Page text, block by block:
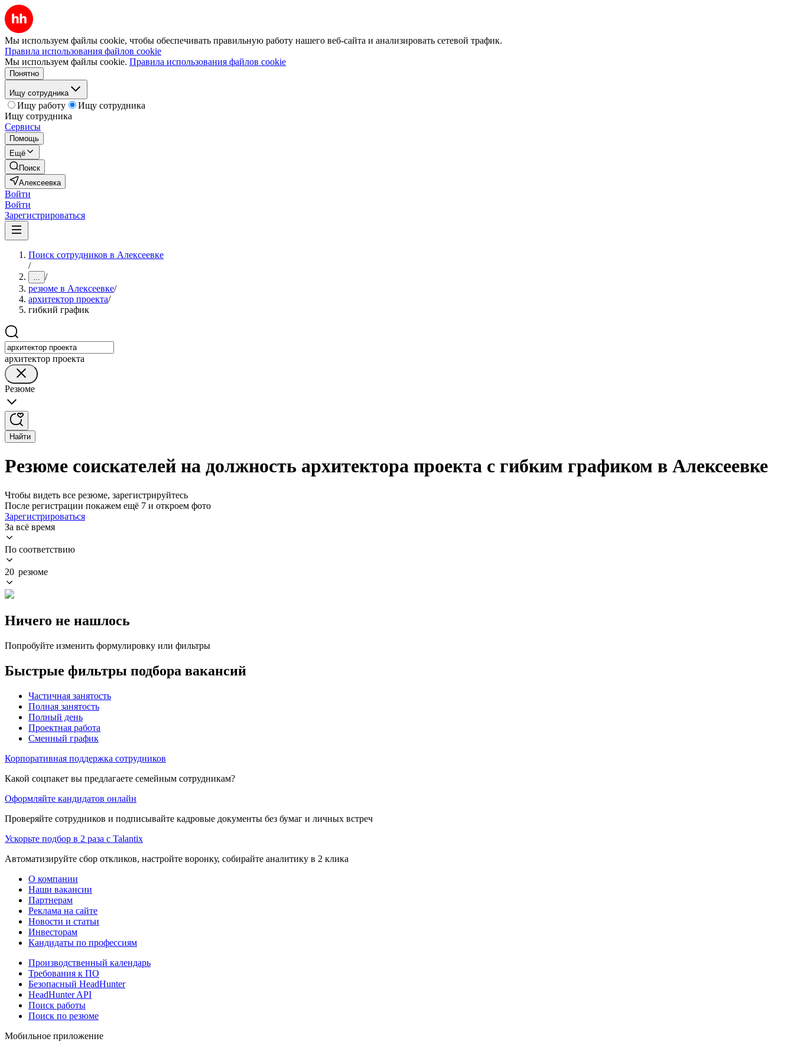
Мы используем файлы cookie, чтобы обеспечивать правильную работу нашего веб-сайта и анализировать сетевой трафик.
Правила использования файлов cookie
Мы используем файлы cookie. Правила использования файлов cookie
Понятно
Ищу сотрудника
Ищу работу
Ищу сотрудника
Ищу сотрудника
Сервисы
Помощь
Ещё
Поиск
Алексеевка
Войти
Войти
Зарегистрироваться
Поиск сотрудников в Алексеевке
/
... /
резюме в Алексеевке/
архитектор проекта/
гибкий график
архитектор проекта
Резюме
Найти
Резюме соискателей на должность архитектора проекта с гибким графиком в Алексеевке
Чтобы видеть все резюме, зарегистрируйтесь
После регистрации покажем ещё 7 и откроем фото
Зарегистрироваться
За всё время
По соответствию
20 резюме
Ничего не нашлось
Попробуйте изменить формулировку или фильтры
Быстрые фильтры подбора вакансий
Частичная занятость
Полная занятость
Полный день
Проектная работа
Сменный график
Корпоративная поддержка сотрудников
Какой соцпакет вы предлагаете семейным сотрудникам?
Оформляйте кандидатов онлайн
Проверяйте сотрудников и подписывайте кадровые документы без бумаг и личных встреч
Ускорьте подбор в 2 раза с Talantix
Автоматизируйте сбор откликов, настройте воронку, собирайте аналитику в 2 клика
О компании
Наши вакансии
Партнерам
Реклама на сайте
Новости и статьи
Инвесторам
Кандидаты по профессиям
Производственный календарь
Требования к ПО
Безопасный HeadHunter
HeadHunter API
Поиск работы
Поиск по резюме
Мобильное приложение